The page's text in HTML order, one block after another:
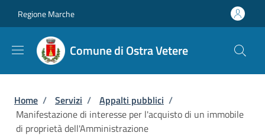
Regione Marche
Comune di Ostra Vetere
Briciole di pane
Home / Servizi / Appalti pubblici /
Manifestazione di interesse per l'acquisto di un immobile
di proprietà dell'Amministrazione